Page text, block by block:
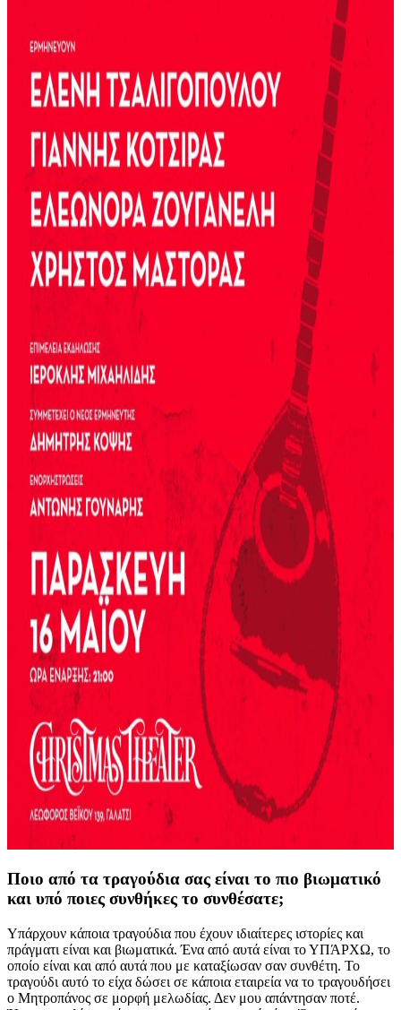
Ποιο από τα τραγούδια σας είναι το πιο βιωματικό
και υπό ποιες συνθήκες το συνθέσατε;
Υπάρχουν κάποια τραγούδια που έχουν ιδιαίτερες ιστορίες και
πράγματι είναι και βιωματικά. Ένα από αυτά είναι το ΥΠΆΡΧΩ, το
οποίο είναι και από αυτά που με καταξίωσαν σαν συνθέτη. Το
τραγούδι αυτό το είχα δώσει σε κάποια εταιρεία να το τραγουδήσει
ο Μητροπάνος σε μορφή μελωδίας. Δεν μου απάντησαν ποτέ.